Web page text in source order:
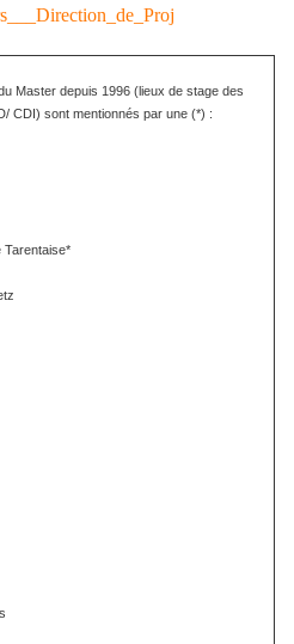
Master depuis 1996 (lieux de stage des
CDI) sont mentionnés par une (*) :
Tarentaise*